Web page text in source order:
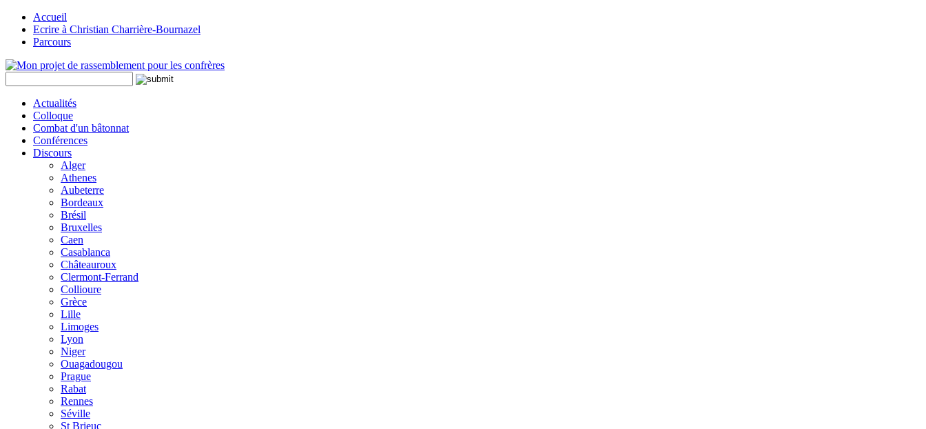
Accueil
Ecrire à Christian Charrière-Bournazel
Parcours
Actualités
Colloque
Combat d'un bâtonnat
Conférences
Discours
Alger
Athenes
Aubeterre
Bordeaux
Brésil
Bruxelles
Caen
Casablanca
Châteauroux
Clermont-Ferrand
Collioure
Grèce
Lille
Limoges
Lyon
Niger
Ouagadougou
Prague
Rabat
Rennes
Séville
St Brieuc